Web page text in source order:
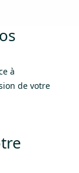
à
de votre